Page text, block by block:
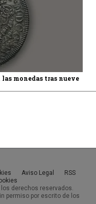
monedas tras nueve
Aviso Legal
RSS
derechos reservados.
permiso por escrito de los